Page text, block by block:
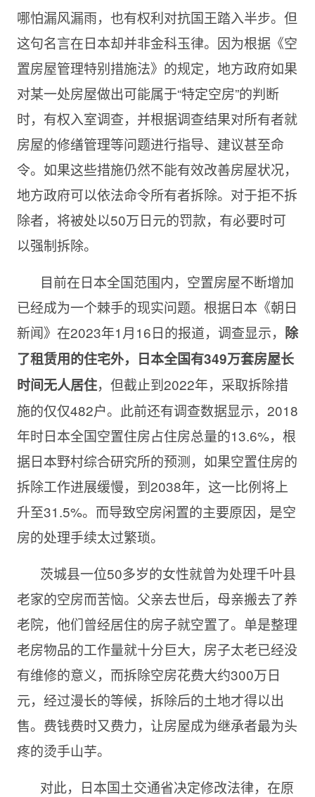
哪怕漏风漏雨，也有权利对抗国王踏入半步。但
这句名言在日本却并非金科玉律。因为根据《空
置房屋管理特别措施法》的规定，地方政府如果
对某一处房屋做出可能属于“特定空房”的判断
时，有权入室调查，并根据调查结果对所有者就
房屋的修缮管理等问题进行指导、建议甚至命
令。如果这些措施仍然不能有效改善房屋状况，
地方政府可以依法命令所有者拆除。对于拒不拆
除者，将被处以50万日元的罚款，有必要时可
以强制拆除。
目前在日本全国范围内，空置房屋不断增加
已经成为一个棘手的现实问题。根据日本《朝日
新闻》在2023年1月16日的报道，调查显示， 除
了租赁用的住宅外，日本全国有349万套房屋长
时间无人居住，但截止到2022年，采取拆除措
施的仅仅482户。此前还有调查数据显示，2018
年时日本全国空置住房占住房总量的13.6%，根
据日本野村综合研究所的预测，如果空置住房的
拆除工作进展缓慢，到2038年，这一比例将上
升至31.5%。而导致空房闲置的主要原因，是空
房的处理手续太过繁琐。
茨城县一位50多岁的女性就曾为处理千叶县
老家的空房而苦恼。父亲去世后，母亲搬去了养
老院，他们曾经居住的房子就空置了。单是整理
老房物品的工作量就十分巨大，房子太老已经没
有维修的意义，而拆除空房花费大约300万日
元，经过漫长的等候，拆除后的土地才得以出
售。费钱费时又费力，让房屋成为继承者最为头
疼的烫手山芋。
对此，日本国土交通省决定修改法律，在原